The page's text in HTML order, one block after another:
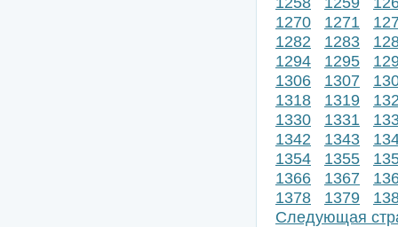
1270
1271
1282
1283
1294
1295
1306
1307
1318
1319
1330
1331
1342
1343
1354
1355
1366
1367
1378
1379
Следующая